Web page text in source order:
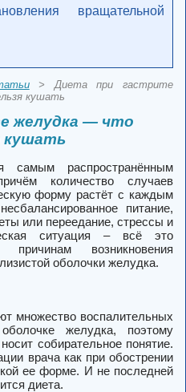
вращательной
> Диета при гастрите
кушать
желудка — что
кушать
самым распространённым
количество случаев
форму растёт с каждым
питание,
или переедание, стрессы и
ситуация – всё это
возникновения
оболочки желудка.
множество воспалительных
желудка, поэтому
собирательное понятие.
врача как при обострении
ее форме. И не последней
диета.